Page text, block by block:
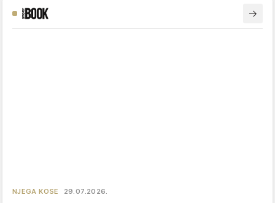
NJEGA KOSE 29.07.2026.